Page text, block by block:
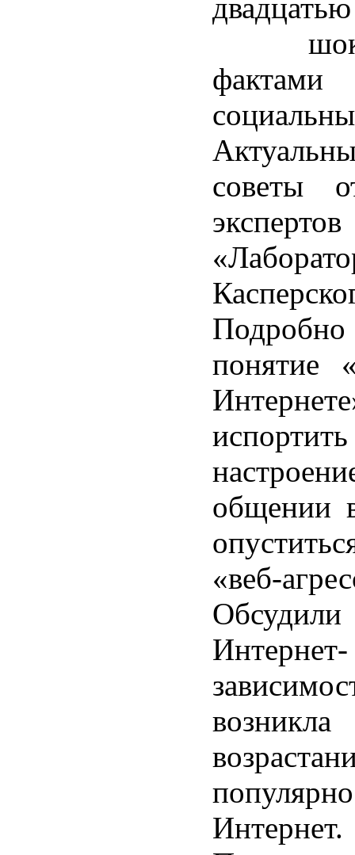
двадцатью
советы
экспертов
понятие
общении
«веб-
Интернет-
Интернет.